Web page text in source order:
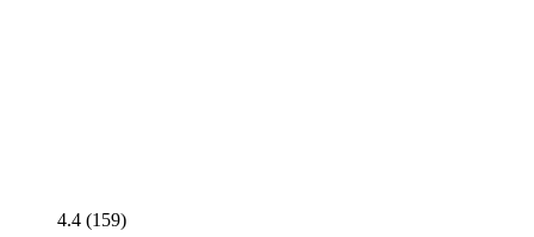
4.4 (159)